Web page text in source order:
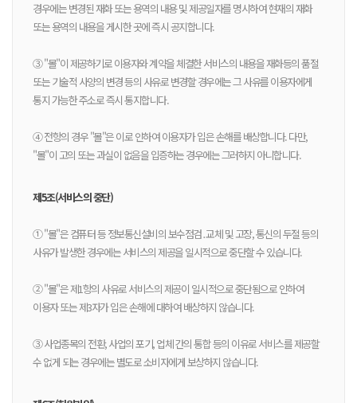
경우에는 변경된 재화 또는 용역의 내용 및 제공일자를 명시하여 현재의 재화
또는 용역의 내용을 게시한 곳에 즉시 공지합니다.
③ "몰"이 제공하기로 이용자와 계약을 체결한 서비스의 내용을 재화등의 품절
또는 기술적 사양의 변경 등의 사유로 변경할 경우에는 그 사유를 이용자에게
통지 가능한 주소로 즉시 통지합니다.
④ 전항의 경우 "몰"은 이로 인하여 이용자가 입은 손해를 배상합니다. 다만,
"몰"이 고의 또는 과실이 없음을 입증하는 경우에는 그러하지 아니합니다.
제5조(서비스의 중단)
① "몰"은 컴퓨터 등 정보통신설비의 보수점검․교체 및 고장, 통신의 두절 등의
사유가 발생한 경우에는 서비스의 제공을 일시적으로 중단할 수 있습니다.
② "몰"은 제1항의 사유로 서비스의 제공이 일시적으로 중단됨으로 인하여
이용자 또는 제3자가 입은 손해에 대하여 배상하지 않습니다.
③ 사업종목의 전환, 사업의 포기, 업체 간의 통합 등의 이유로 서비스를 제공할
수 없게 되는 경우에는 별도로 소비자에게 보상하지 않습니다.